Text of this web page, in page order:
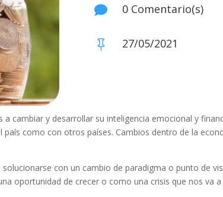
 0 Comentario(s)
 27/05/2021
cambiar y desarrollar su inteligencia emocional y
como con otros países. Cambios dentro de la
con un cambio de paradigma o punto de
oportunidad de crecer o como una crisis que nos va